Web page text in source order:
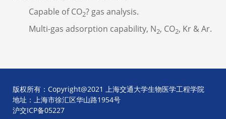
Capable of CO2? gas analysis.
Multi-gas adsorption capability, N2, CO2, Kr & Ar.
版权所有：Copyright@2021 上海交通大学生物医学工程学院
地址：上海市徐汇区华山路1954号
沪交ICP备05227